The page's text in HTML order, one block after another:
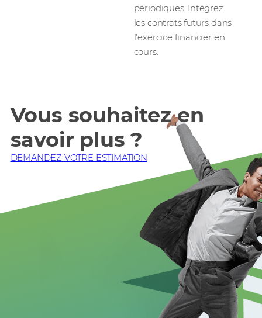
périodiques. Intégrez
les contrats futurs dans
l’exercice financier en
cours.
Vous souhaitez en
savoir plus ?
DEMANDEZ VOTRE ESTIMATION